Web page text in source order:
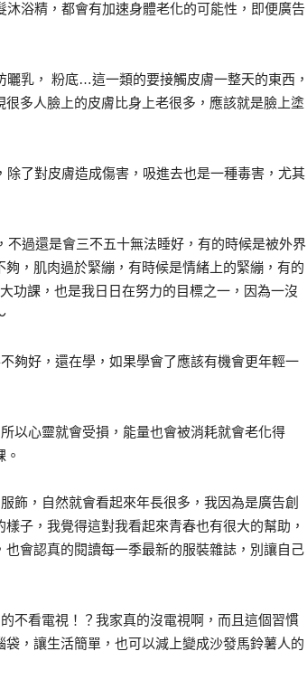
沐浴精，都會有加速身體老化的可能性，即便廣告
曬乳， 粉底…這一類的要接觸皮膚一整天的東西，
多人臉上的皮膚比身上老很多，應該就是臉上塗
了對皮膚造成傷害，吸進去也是一種毒害，尤其
過還是會三不五十無法睡好，有的時候是被外界
，肌肉過於緊繃，有時候是情緒上的緊繃，有的
功課，也是我日日在努力的目標之一，因為一沒
夠好，還在學，如果學會了應該有機會更年輕一
以心靈就會受損，能量也會被消耗就會老化得
飾，自然就會看起來年長很多，我因為是廣告創
子，我覺得這對我看起來青春也有很大的幫助，
會認真的閱讀每一季最新的服裝雜誌，別讓自己
不看電視！？我家真的沒電視啊，而且這個習慣
，讓生活簡單，也可以減上變成沙發馬鈴薯人的